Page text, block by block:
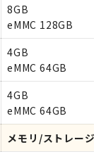
8GB
eMMC 128GB
4GB
eMMC 64GB
4GB
eMMC 64GB
メモリ/ストレージ